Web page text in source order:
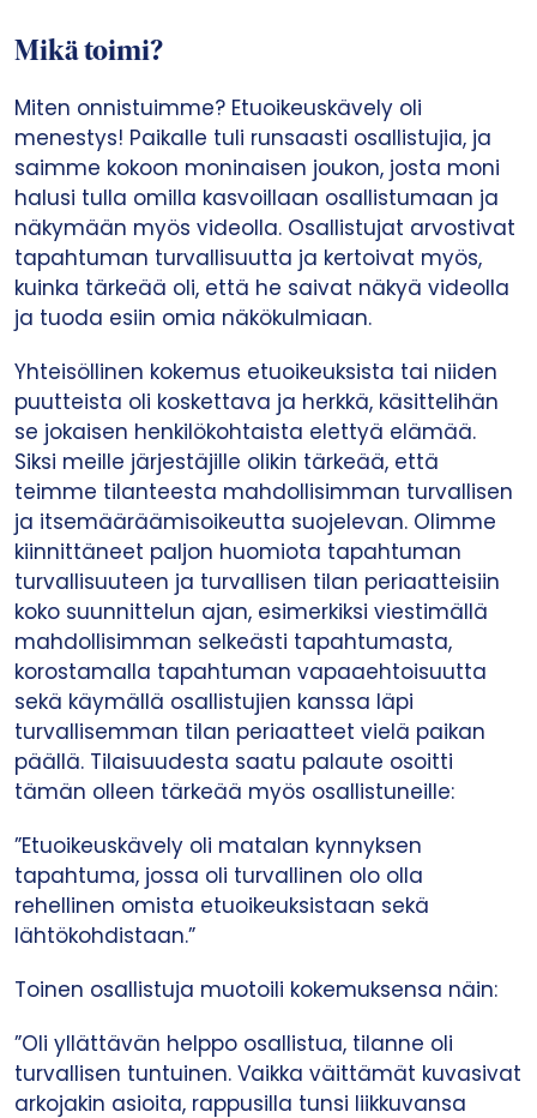
Mikä toimi?
Miten onnistuimme? Etuoikeuskävely oli
menestys! Paikalle tuli runsaasti osallistujia, ja
saimme kokoon moninaisen joukon, josta moni
halusi tulla omilla kasvoillaan osallistumaan ja
näkymään myös videolla. Osallistujat arvostivat
tapahtuman turvallisuutta ja kertoivat myös,
kuinka tärkeää oli, että he saivat näkyä videolla
ja tuoda esiin omia näkökulmiaan.
Yhteisöllinen kokemus etuoikeuksista tai niiden
puutteista oli koskettava ja herkkä, käsittelihän
se jokaisen henkilökohtaista elettyä elämää.
Siksi meille järjestäjille olikin tärkeää, että
teimme tilanteesta mahdollisimman turvallisen
ja itsemääräämisoikeutta suojelevan. Olimme
kiinnittäneet paljon huomiota tapahtuman
turvallisuuteen ja turvallisen tilan periaatteisiin
koko suunnittelun ajan, esimerkiksi viestimällä
mahdollisimman selkeästi tapahtumasta,
korostamalla tapahtuman vapaaehtoisuutta
sekä käymällä osallistujien kanssa läpi
turvallisemman tilan periaatteet vielä paikan
päällä. Tilaisuudesta saatu palaute osoitti
tämän olleen tärkeää myös osallistuneille:
”Etuoikeuskävely oli matalan kynnyksen
tapahtuma, jossa oli turvallinen olo olla
rehellinen omista etuoikeuksistaan sekä
lähtökohdistaan.”
Toinen osallistuja muotoili kokemuksensa näin:
”Oli yllättävän helppo osallistua, tilanne oli
turvallisen tuntuinen. Vaikka väittämät kuvasivat
arkojakin asioita, rappusilla tunsi liikkuvansa